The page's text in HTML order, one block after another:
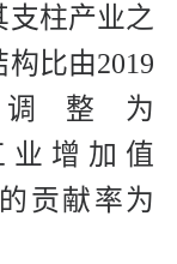
柱产业之
比由2019
调整为
业增加值
贡献率为